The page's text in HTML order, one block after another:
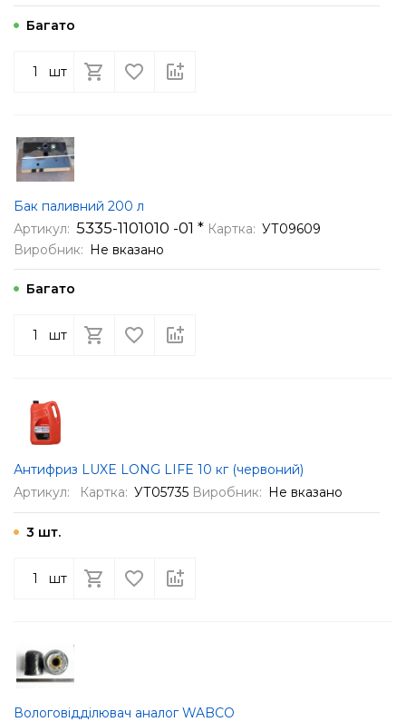
Багато
шт
Бак паливний 200 л
Артикул: 5335-1101010 -01 * Картка: УТ09609
Виробник: Не вказано
Багато
шт
Антифриз LUXE LONG LIFE 10 кг (червоний)
Артикул:
Картка: УТ05735 Виробник: Не вказано
3 шт.
шт
Вологовідділювач аналог WABСО